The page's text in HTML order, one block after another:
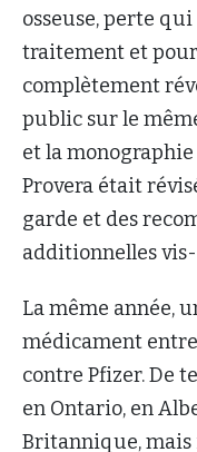
osseuse, perte
traitement et
complètement
public sur le
et la monographie
Provera était
garde et des
additionnelles
La même année,
médicament
contre Pfizer. De
en Ontario, en
Britannique, mais